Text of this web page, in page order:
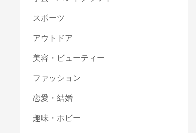
スポーツ
アウトドア
美容・ビューティー
ファッション
恋愛・結婚
趣味・ホビー